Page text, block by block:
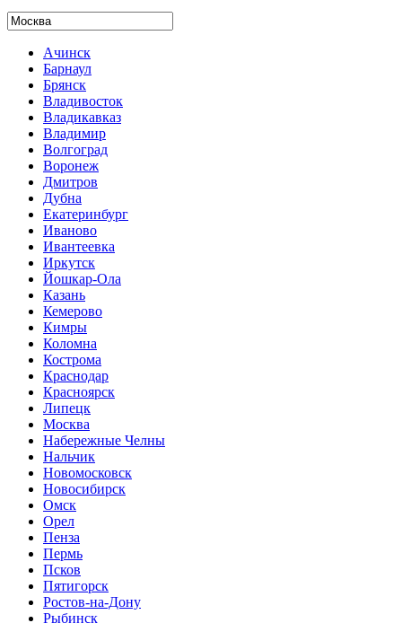
Ачинск
Барнаул
Брянск
Владивосток
Владикавказ
Владимир
Волгоград
Воронеж
Дмитров
Дубна
Екатеринбург
Иваново
Ивантеевка
Иркутск
Йошкар-Ола
Казань
Кемерово
Кимры
Коломна
Кострома
Краснодар
Красноярск
Липецк
Москва
Набережные Челны
Нальчик
Новомосковск
Новосибирск
Омск
Орел
Пенза
Пермь
Псков
Пятигорск
Ростов-на-Дону
Рыбинск